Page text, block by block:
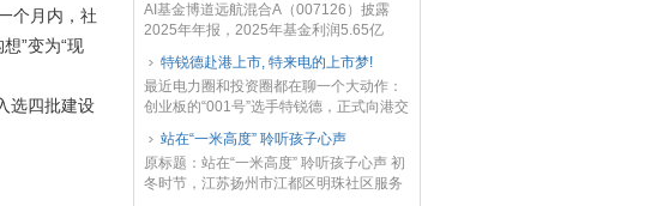
个月内，社
”变为“现
选四批建设
AI基金博道远航混合A（007126）披露
2025年年报，2025年基金利润5.65亿
元。报告期内，基金净值增长率为32...
特锐德赴港上市, 特来电的上市梦!
最近电力圈和投资圈都在聊一个大动作：
创业板的“001号”选手特锐德，正式向港交
本期我们简单聊聊，看看特锐德到底在下
一盘什么样...
站在“一米高度” 聆听孩子心声
原标题：站在“一米高度” 聆听孩子心声 初
冬时节，江苏扬州市江都区明珠社区服务